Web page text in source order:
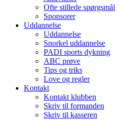
Ofte stillede spørgsmål
Sponsorer
Uddannelse
Uddannelse
Snorkel uddannelse
PADI sports dykning
ABC prøve
Tips og triks
Love og regler
Kontakt
Kontakt klubben
Skriv til formanden
Skriv til kasseren